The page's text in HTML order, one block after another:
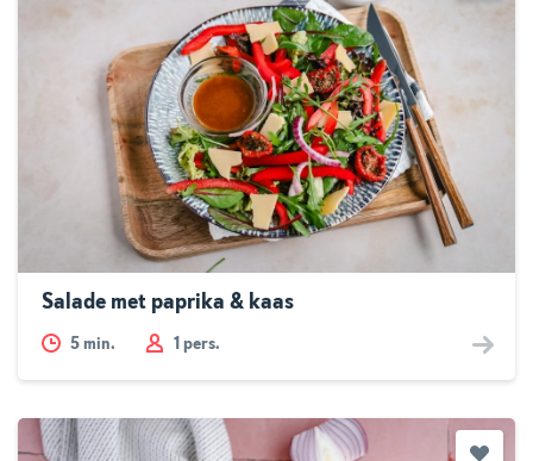
Salade met paprika & kaas
5 min. 1 pers.